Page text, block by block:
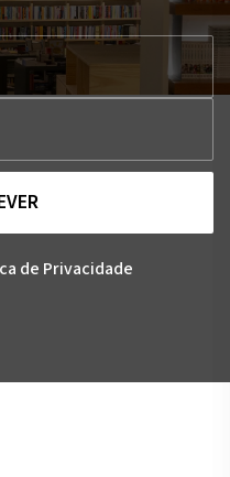
de Privacidade